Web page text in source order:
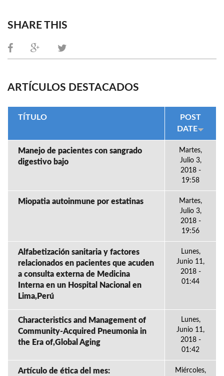
SHARE THIS
ARTÍCULOS DESTACADOS
TÍTULO
POST
DATE
Manejo de pacientes con sangrado
digestivo bajo
Martes,
Julio 3,
2018 -
19:58
Miopatia autoinmune por estatinas
Martes,
Julio 3,
2018 -
19:56
Alfabetización sanitaria y factores
relacionados en pacientes que acuden
a consulta externa de Medicina
Interna en un Hospital Nacional en
Lima,Perú
Lunes,
Junio 11,
2018 -
01:44
Characteristics and Management of
Community-Acquired Pneumonia in
the Era of,Global Aging
Lunes,
Junio 11,
2018 -
01:42
Artículo de ética del mes:
Miércoles,